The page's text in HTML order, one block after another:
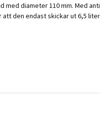
diameter 110 mm. Med
den endast skickar ut 6,5